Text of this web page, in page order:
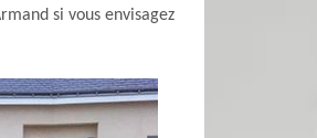
si vous envisagez